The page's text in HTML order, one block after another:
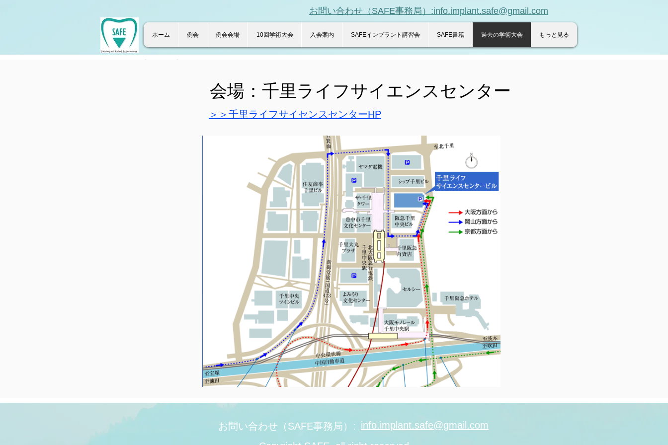
​お問い合わせ（SAFE事務局）:info.implant.safe@gmail.com
ホーム 例会 例会会場 10回学術大会 入会案内 SAFEインプラント講習会 SAFE書籍 過去の学術大会 もっと見る
​会場：千里ライフサイエンスセンター
​＞＞千里ライフサイセンスセンターHP
​お問い合わせ（SAFE事務局）: info.implant.safe@gmail.com